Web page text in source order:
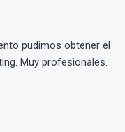
pudimos obtener el
Muy profesionales.